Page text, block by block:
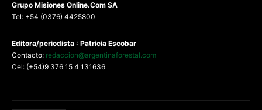
Grupo Misiones Online.Com SA
Tel: +54 (0376) 4425800
Editora/periodista : Patricia Escobar
Contacto: redaccion@argentinaforestal.com
Cel: (+54)9 376 15 4 131636